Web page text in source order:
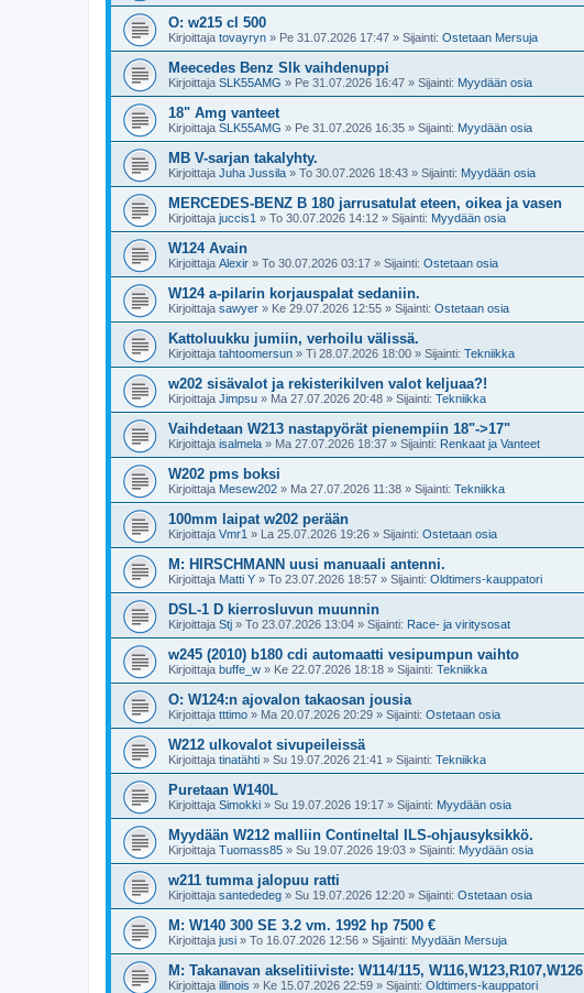
O: w215 cl 500
Kirjoittaja tovayryn » Pe 31.07.2026 17:47 » Sijainti: Ostetaan Mersuja
Meecedes Benz Slk vaihdenuppi
Kirjoittaja SLK55AMG » Pe 31.07.2026 16:47 » Sijainti: Myydään osia
18" Amg vanteet
Kirjoittaja SLK55AMG » Pe 31.07.2026 16:35 » Sijainti: Myydään osia
MB V-sarjan takalyhty.
Kirjoittaja Juha Jussila » To 30.07.2026 18:43 » Sijainti: Myydään osia
MERCEDES-BENZ B 180 jarrusatulat eteen, oikea ja vasen
Kirjoittaja juccis1 » To 30.07.2026 14:12 » Sijainti: Myydään osia
W124 Avain
Kirjoittaja Alexir » To 30.07.2026 03:17 » Sijainti: Ostetaan osia
W124 a-pilarin korjauspalat sedaniin.
Kirjoittaja sawyer » Ke 29.07.2026 12:55 » Sijainti: Ostetaan osia
Kattoluukku jumiin, verhoilu välissä.
Kirjoittaja tahtoomersun » Ti 28.07.2026 18:00 » Sijainti: Tekniikka
w202 sisävalot ja rekisterikilven valot keljuaa?!
Kirjoittaja Jimpsu » Ma 27.07.2026 20:48 » Sijainti: Tekniikka
Vaihdetaan W213 nastapyörät pienempiin 18"->17"
Kirjoittaja isalmela » Ma 27.07.2026 18:37 » Sijainti: Renkaat ja Vanteet
W202 pms boksi
Kirjoittaja Mesew202 » Ma 27.07.2026 11:38 » Sijainti: Tekniikka
100mm laipat w202 perään
Kirjoittaja Vmr1 » La 25.07.2026 19:26 » Sijainti: Ostetaan osia
M: HIRSCHMANN uusi manuaali antenni.
Kirjoittaja Matti Y » To 23.07.2026 18:57 » Sijainti: Oldtimers-kauppatori
DSL-1 D kierrosluvun muunnin
Kirjoittaja Stj » To 23.07.2026 13:04 » Sijainti: Race- ja viritysosat
w245 (2010) b180 cdi automaatti vesipumpun vaihto
Kirjoittaja buffe_w » Ke 22.07.2026 18:18 » Sijainti: Tekniikka
O: W124:n ajovalon takaosan jousia
Kirjoittaja tttimo » Ma 20.07.2026 20:29 » Sijainti: Ostetaan osia
W212 ulkovalot sivupeileissä
Kirjoittaja tinatähti » Su 19.07.2026 21:41 » Sijainti: Tekniikka
Puretaan W140L
Kirjoittaja Simokki » Su 19.07.2026 19:17 » Sijainti: Myydään osia
Myydään W212 malliin Contineltal ILS-ohjausyksikkö.
Kirjoittaja Tuomass85 » Su 19.07.2026 19:03 » Sijainti: Myydään osia
w211 tumma jalopuu ratti
Kirjoittaja santededeg » Su 19.07.2026 12:20 » Sijainti: Ostetaan osia
M: W140 300 SE 3.2 vm. 1992 hp 7500 €
Kirjoittaja jusi » To 16.07.2026 12:56 » Sijainti: Myydään Mersuja
M: Takanavan akselitiiviste: W114/115, W116,W123,R107,W126
Kirjoittaja illinois » Ke 15.07.2026 22:59 » Sijainti: Oldtimers-kauppatori